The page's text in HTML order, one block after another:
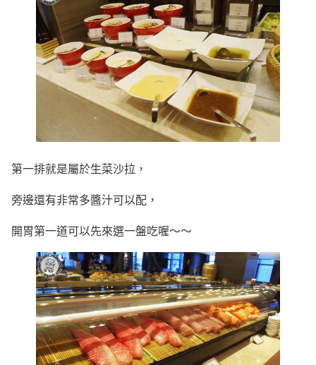
第一排就是屬於生菜沙拉，
旁邊還有非常多醬汁可以配，
開胃第一道可以先來選一盤吃喔～～